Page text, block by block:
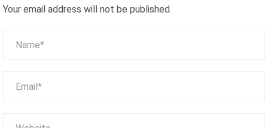
Điểm và Phần Thưởng
Your email address will not be published.